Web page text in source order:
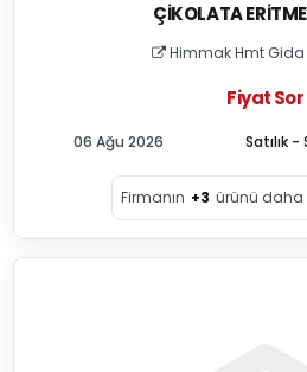
ÇIKOLATA
Himmak Hmt Gida
Fiyat Sor
Satılık -
06 Ağu 2026
Firmanın +3 ürünü daha